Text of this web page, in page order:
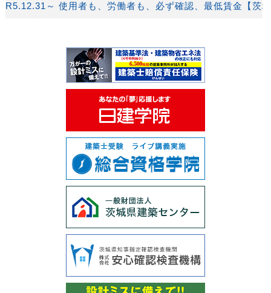
R5.12.31～ 使用者も、労働者も、必ず確認、最低賃金【茨